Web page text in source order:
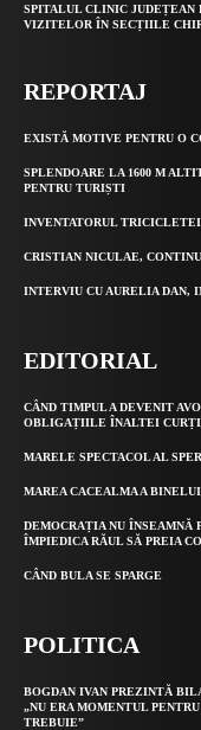
SPITALUL CLINIC JUDEȚEAN
VIZITELOR ÎN SECȚIILE
REPORTAJ
EXISTĂ MOTIVE PENTRU O
SPLENDOARE LA 1600 M
PENTRU TURIȘTI
INVENTATORUL
CRISTIAN NICULAE,
INTERVIU CU AURELIA DAN,
EDITORIAL
CÂND TIMPUL A DEVENIT
OBLIGAȚIILE ÎNALTEI
MARELE SPECTACOL AL
MAREA CACEALMA A
DEMOCRAȚIA NU ÎNSEAMNĂ
ÎMPIEDICA RĂUL SĂ PREIA
CÂND BULA SE SPARGE
POLITICA
BOGDAN IVAN PREZINTĂ
„NU ERA MOMENTUL
TREBUIE”